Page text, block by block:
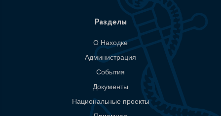
Разделы
О Находке
Администрация
События
Документы
Национальные проекты